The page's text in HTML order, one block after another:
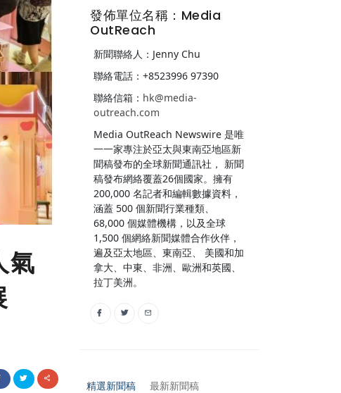
氣
發佈單位名稱：Media
OutReach
新聞聯絡人：Jenny Chu
聯絡電話：+8523996 97390
聯絡信箱： hk@media-
outreach.com
Media OutReach Newswire 是唯
一一家專注於亞太與東南亞地區新
聞稿發布的全球新聞通訊社， 新聞
稿發布網絡覆蓋26個國家。擁有
200,000 名記者和編輯數據資料，
涵蓋 500 個新聞行業種類、
68,000 個媒體機構，以及全球
1,500 個網絡新聞媒體合作伙伴，
遍及亞太地區、東南亞、 美國和加
拿大、中東、非洲、歐洲和英國、
拉丁美洲。
精選新聞稿 最新新聞稿